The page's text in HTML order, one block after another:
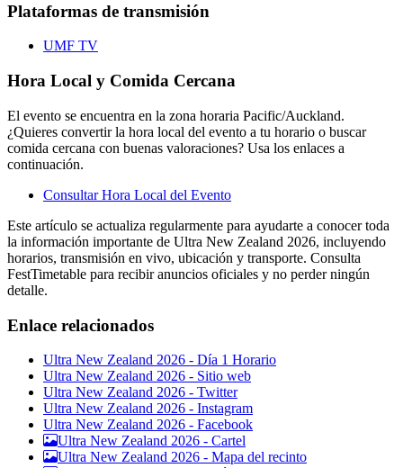
Plataformas de transmisión
UMF TV
Hora Local y Comida Cercana
El evento se encuentra en la zona horaria Pacific/Auckland.
¿Quieres convertir la hora local del evento a tu horario o buscar
comida cercana con buenas valoraciones? Usa los enlaces a
continuación.
Consultar Hora Local del Evento
Este artículo se actualiza regularmente para ayudarte a conocer toda
la información importante de Ultra New Zealand 2026, incluyendo
horarios, transmisión en vivo, ubicación y transporte. Consulta
FestTimetable para recibir anuncios oficiales y no perder ningún
detalle.
Enlace relacionados
Ultra New Zealand 2026 - Día 1 Horario
Ultra New Zealand 2026 - Sitio web
Ultra New Zealand 2026 - Twitter
Ultra New Zealand 2026 - Instagram
Ultra New Zealand 2026 - Facebook
Ultra New Zealand 2026 - Cartel
Ultra New Zealand 2026 - Mapa del recinto